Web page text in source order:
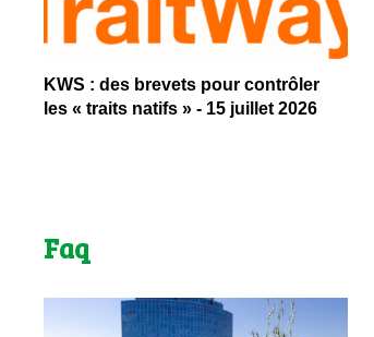
KWS : des brevets pour contrôler
les « traits natifs » - 15 juillet 2026
Faq